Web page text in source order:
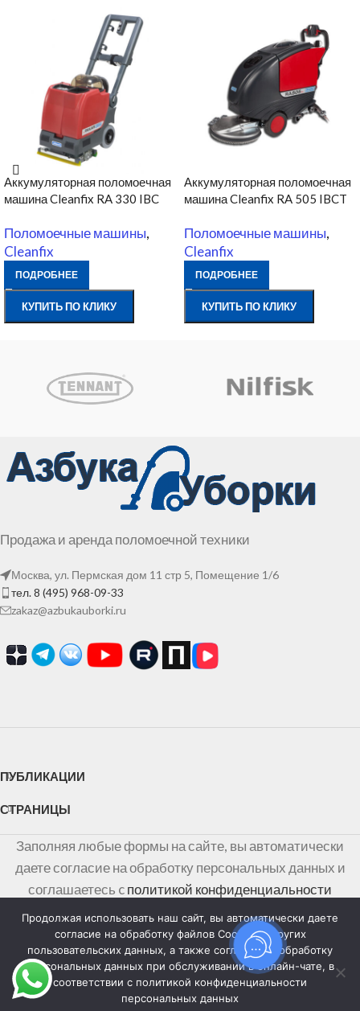
Аккумуляторная поломоечная
машина Cleanfix RA 330 IBC
Поломоечные машины,
Cleanfix
ПОДРОБНЕЕ
КУПИТЬ ПО КЛИКУ
Аккумуляторная поломоечная
машина Cleanfix RA 505 IBCT
Поломоечные машины,
Cleanfix
ПОДРОБНЕЕ
КУПИТЬ ПО КЛИКУ
Продажа и аренда поломоечной техники
Москва, ул. Пермская дом 11 стр 5, Помещение 1/6
тел. 8 (495) 968-09-33
zakaz@azbukauborki.ru
ПУБЛИКАЦИИ
СТРАНИЦЫ
Заполняя любые формы на сайте, вы автоматически
даете согласие на обработку персональных данных и
соглашаетесь cполитикой конфиденциальности
персональных данных
Информация на сайте не является публичной офертой,
определяемой положениями Статьи 437 Гражданского
кодекса Российской Федерации
Продолжая использовать наш сайт, вы автоматически даете
согласие на обработку файлов Cookies и других
пользовательских данных, а также согласие на обработку
персональных данных при обслуживании в онлайн-чате, в
соответствии с политикой конфиденциальности
персональных данных